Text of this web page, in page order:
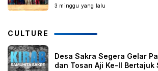
3 minggu yang lalu
CULTURE
Desa Sakra Segera Gelar
dan Tosan Aji Ke-II Bertajuk